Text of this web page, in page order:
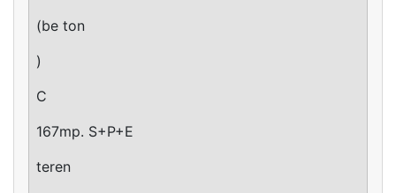
(be ton
)
C
167mp. S+P+E
teren